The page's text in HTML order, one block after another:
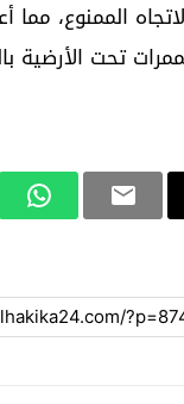
الممنوع، مما
تحت الأرضية